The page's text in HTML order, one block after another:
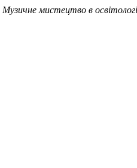
Музичне мистецтво в